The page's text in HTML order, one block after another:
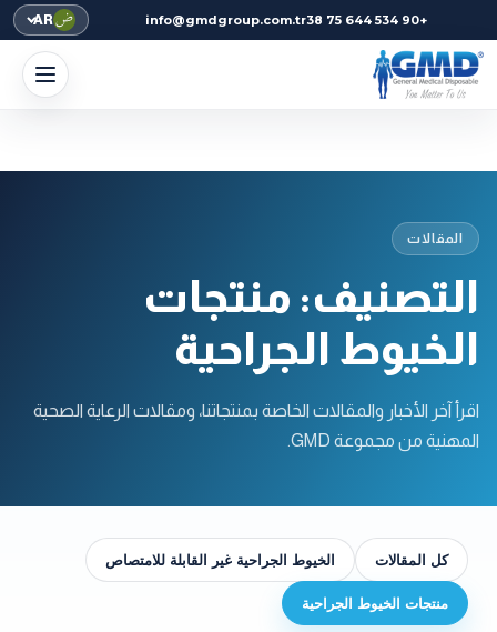
+90 534 644 75 38
info@gmdgroup.com.tr
AR
المقالات
التصنيف: منتجات
الخيوط الجراحية
اقرأ آخر الأخبار والمقالات الخاصة بمنتجاتنا، ومقالات الرعاية الصحية
المهنية من مجموعة GMD.
كل المقالات الخيوط الجراحية غير القابلة للامتصاص
منتجات الخيوط الجراحية